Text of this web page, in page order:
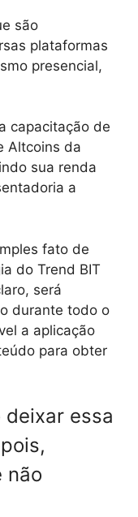
são
plataformas
presencial,
capacitação de
Altcoins da
sua renda
a
fato de
do Trend BIT
será
durante todo o
a aplicação
para obter
deixar essa
não